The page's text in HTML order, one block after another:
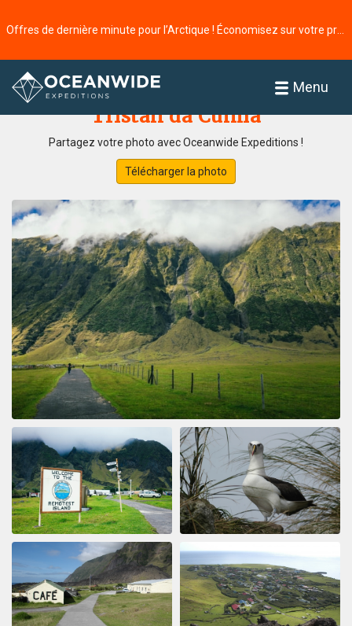
Menu
Accueil
Tristan da Cunha
Partagez votre photo avec Oceanwide Expeditions !
Télécharger la photo